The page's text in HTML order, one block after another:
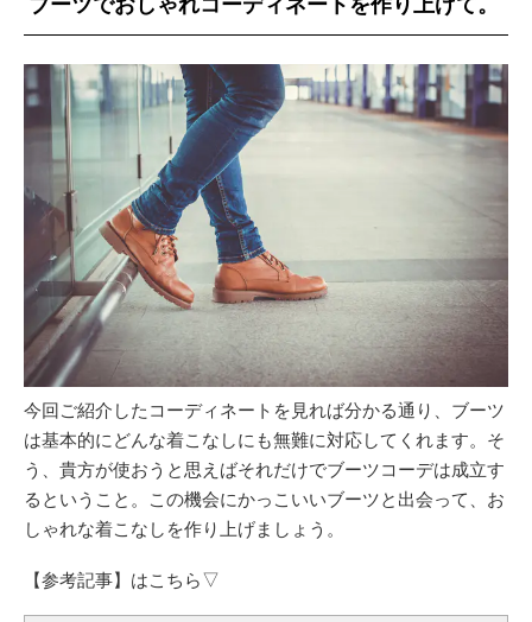
今回ご紹介したコーディネートを見れば分かる通り、ブーツ
は基本的にどんな着こなしにも無難に対応してくれます。そ
う、貴方が使おうと思えばそれだけでブーツコーデは成立す
るということ。この機会にかっこいいブーツと出会って、お
しゃれな着こなしを作り上げましょう。
【参考記事】はこちら▽